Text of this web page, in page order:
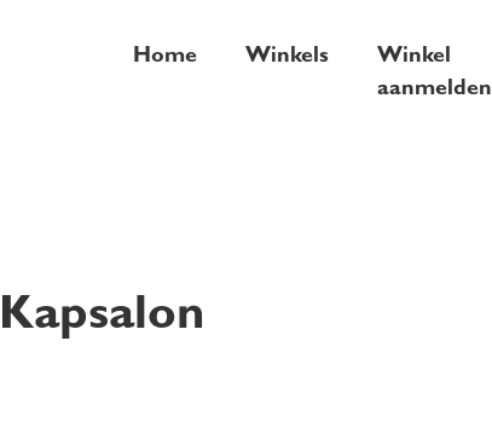
Home Winkels
Winkel
aanmelden
Kapsalon